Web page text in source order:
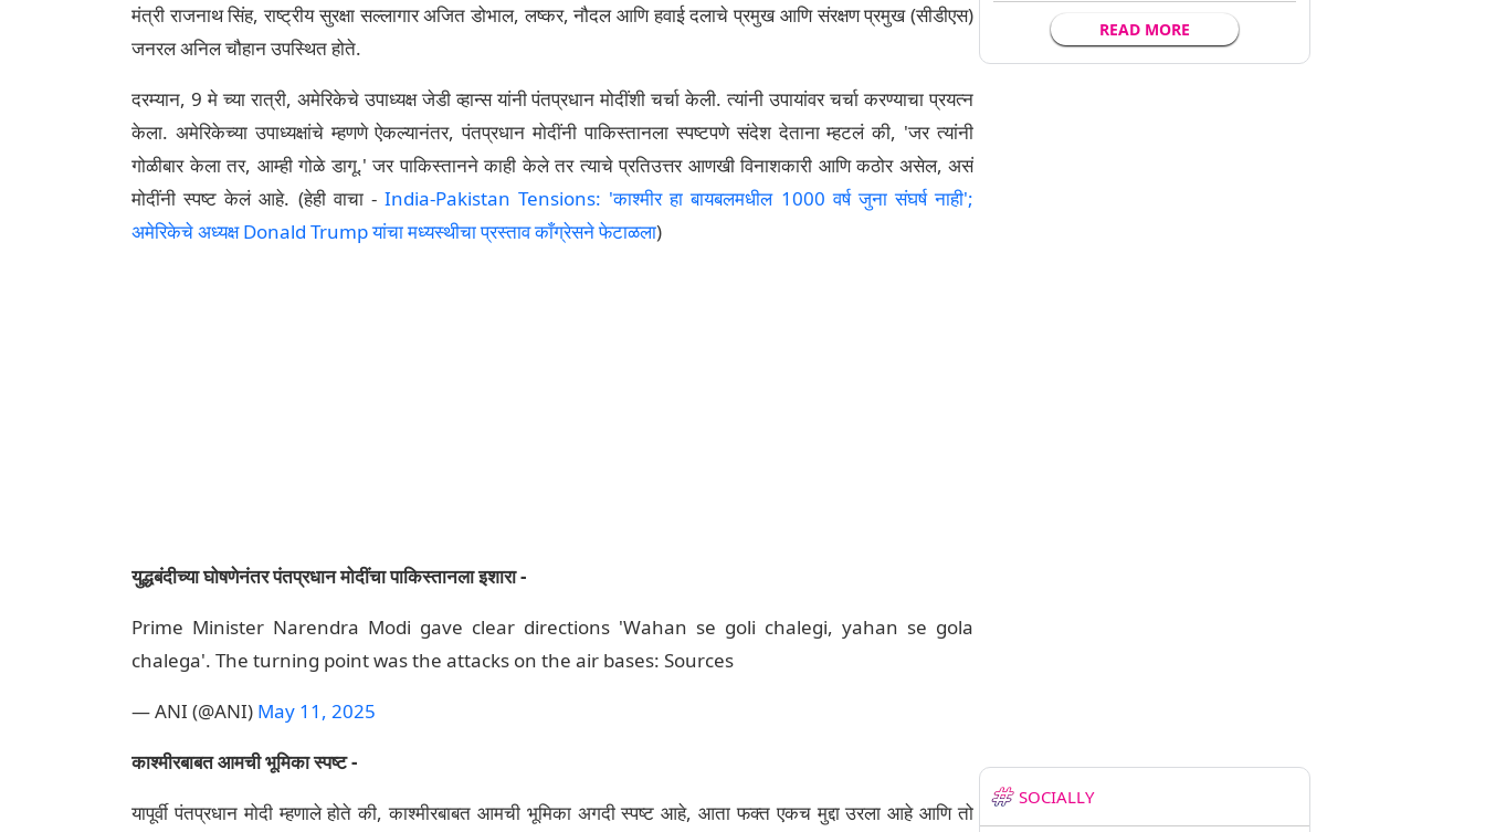
मंत्री राजनाथ सिंह, राष्ट्रीय सुरक्षा सल्लागार अजित डोभाल, लष्कर, नौदल आणि हवाई दलाचे प्रमुख आणि संरक्षण प्रमुख (सीडीएस)
जनरल अनिल चौहान उपस्थित होते.
दरम्यान, 9 मे च्या रात्री, अमेरिकेचे उपाध्यक्ष जेडी व्हान्स यांनी पंतप्रधान मोदींशी चर्चा केली. त्यांनी उपायांवर चर्चा करण्याचा प्रयत्न
केला. अमेरिकेच्या उपाध्यक्षांचे म्हणणे ऐकल्यानंतर, पंतप्रधान मोदींनी पाकिस्तानला स्पष्टपणे संदेश देताना म्हटलं की, 'जर त्यांनी
गोळीबार केला तर, आम्ही गोळे डागू.' जर पाकिस्तानने काही केले तर त्याचे प्रतिउत्तर आणखी विनाशकारी आणि कठोर असेल, असं
मोदींनी स्पष्ट केलं आहे. (हेही वाचा - India-Pakistan Tensions: 'काश्मीर हा बायबलमधील 1000 वर्ष जुना संघर्ष नाही';
अमेरिकेचे अध्यक्ष Donald Trump यांचा मध्यस्थीचा प्रस्ताव काँग्रेसने फेटाळला)
युद्धबंदीच्या घोषणेनंतर पंतप्रधान मोदींचा पाकिस्तानला इशारा -
Prime Minister Narendra Modi gave clear directions 'Wahan se goli chalegi, yahan se gola
chalega'. The turning point was the attacks on the air bases: Sources
— ANI (@ANI) May 11, 2025
काश्मीरबाबत आमची भूमिका स्पष्ट -
यापूर्वी पंतप्रधान मोदी म्हणाले होते की, काश्मीरबाबत आमची भूमिका अगदी स्पष्ट आहे, आता फक्त एकच मुद्दा उरला आहे आणि तो
READ MORE
SOCIALLY